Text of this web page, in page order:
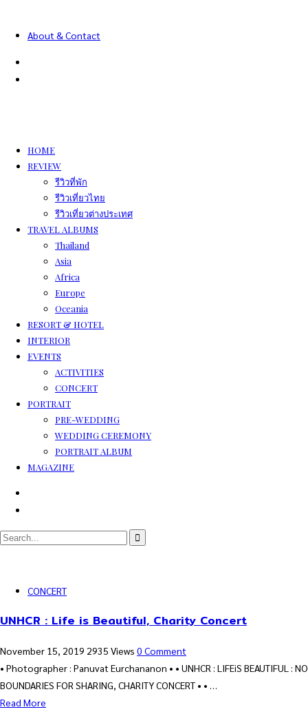
About & Contact
HOME
REVIEW
รีวิวที่พัก
รีวิวเที่ยวไทย
รีวิวเที่ยวต่างประเทศ
TRAVEL ALBUMS
Thailand
Asia
Africa
Europe
Oceania
RESORT & HOTEL
INTERIOR
EVENTS
ACTIVITIES
CONCERT
PORTRAIT
PRE-WEDDING
WEDDING CEREMONY
PORTRAIT ALBUM
MAGAZINE
CONCERT
UNHCR : Life is Beautiful, Charity Concert
November 15, 2019 2935 Views 0 Comment
• Photographer : Panuvat Eurchananon • • UNHCR : LIFEiS BEAUTIFUL : NO
BOUNDARIES FOR SHARING, CHARITY CONCERT • • …
Read More